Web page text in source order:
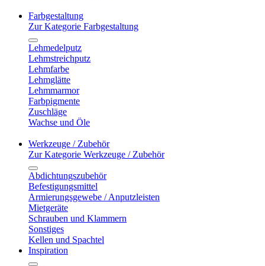
Farbgestaltung
Zur Kategorie Farbgestaltung
Lehmedelputz
Lehmstreichputz
Lehmfarbe
Lehmglätte
Lehmmarmor
Farbpigmente
Zuschläge
Wachse und Öle
Werkzeuge / Zubehör
Zur Kategorie Werkzeuge / Zubehör
Abdichtungszubehör
Befestigungsmittel
Armierungsgewebe / Anputzleisten
Mietgeräte
Schrauben und Klammern
Sonstiges
Kellen und Spachtel
Inspiration